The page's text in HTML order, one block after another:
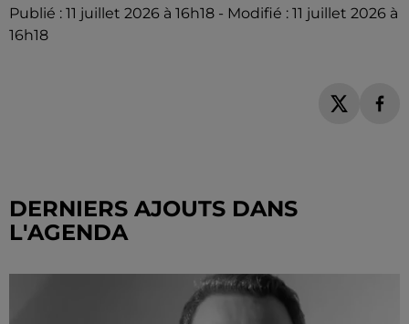
Publié : 11 juillet 2026 à 16h18 - Modifié : 11 juillet 2026 à
16h18
DERNIERS AJOUTS DANS
L'AGENDA